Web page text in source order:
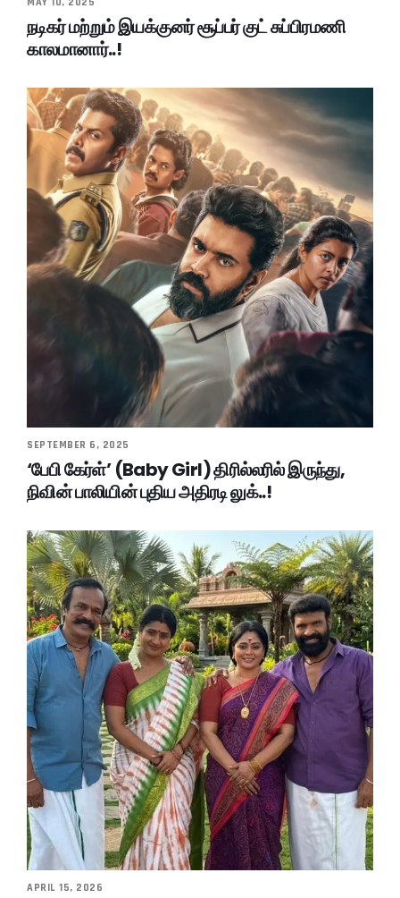
நடிகர் மற்றும் இயக்குனர் சூப்பர் குட் சுப்பிரமணி
காலமானார்..!
SEPTEMBER 6, 2025
‘பேபி கேர்ள்’ (Baby Girl) திரில்லரில் இருந்து,
நிவின் பாலியின் புதிய அதிரடி லுக்..!
APRIL 15, 2026